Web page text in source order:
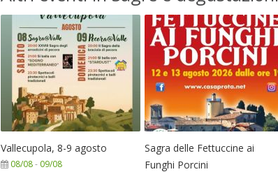
Vallecupola, 8-9 agosto
08/08- 09/08
Sagra delle Fettuccine ai
Funghi Porcini